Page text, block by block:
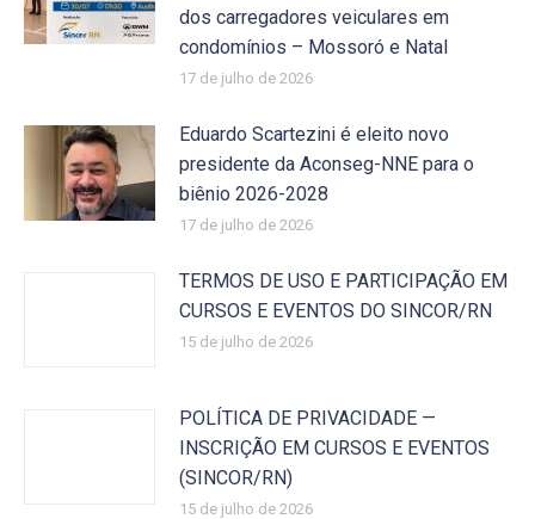
dos carregadores veiculares em
condomínios – Mossoró e Natal
17 de julho de 2026
Eduardo Scartezini é eleito novo
presidente da Aconseg-NNE para o
biênio 2026-2028
17 de julho de 2026
TERMOS DE USO E PARTICIPAÇÃO EM
CURSOS E EVENTOS DO SINCOR/RN
15 de julho de 2026
POLÍTICA DE PRIVACIDADE —
INSCRIÇÃO EM CURSOS E EVENTOS
(SINCOR/RN)
15 de julho de 2026